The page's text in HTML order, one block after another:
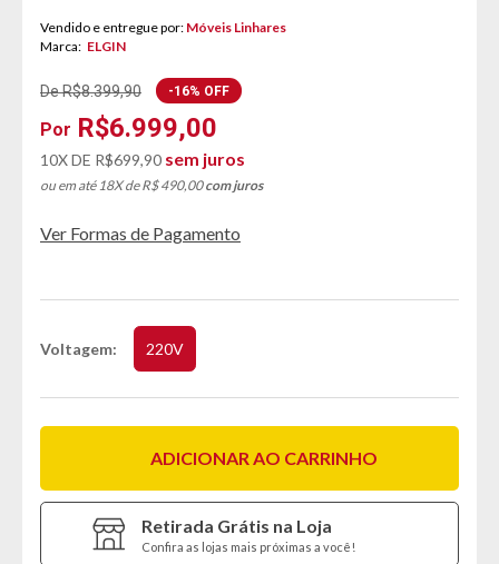
Vendido e entregue por: Móveis Linhares
Marca: ELGIN
De R$8.399,90
R$6.999,00
-16% OFF
10X DE R$699,90 sem juros
ou em até 18X de R$ 490,00com juros
Ver Formas de Pagamento
Voltagem 220V
ADICIONAR AO CARRINHO
Retirada Grátis na Loja
Confira as lojas mais próximas a você!